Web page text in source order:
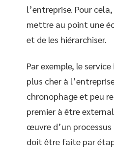
l’entreprise. Pour
mettre au point une
et de les hiérarchiser.
Par exemple, le
plus cher à
chronophage et peu
premier à être
œuvre d’un
doit être faite par